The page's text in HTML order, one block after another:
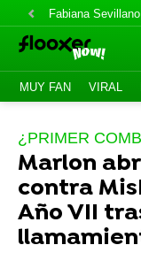
Fabiana
MUY FAN VIRAL
¿PRIMER
Marlon
contra
Año VII